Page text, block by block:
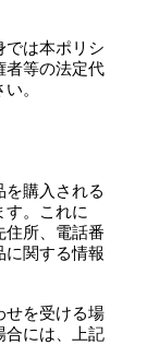
は本ポリシ
者等の法定代
。
購入される
す。これに
住所、電話番
に関する情報
を受ける場
合には、上記